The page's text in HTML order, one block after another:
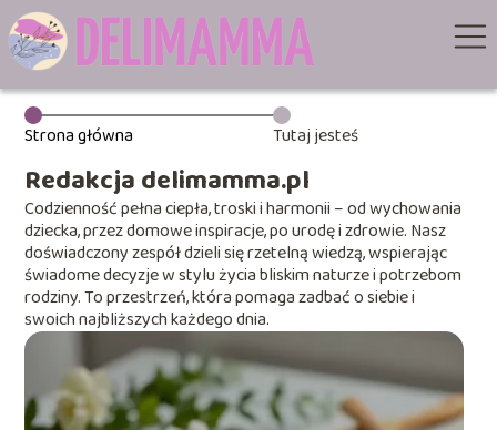
Strona główna Tutaj jesteś
Redakcja delimamma.pl
Codzienność pełna ciepła, troski i harmonii – od wychowania
dziecka, przez domowe inspiracje, po urodę i zdrowie. Nasz
doświadczony zespół dzieli się rzetelną wiedzą, wspierając
świadome decyzje w stylu życia bliskim naturze i potrzebom
rodziny. To przestrzeń, która pomaga zadbać o siebie i
swoich najbliższych każdego dnia.